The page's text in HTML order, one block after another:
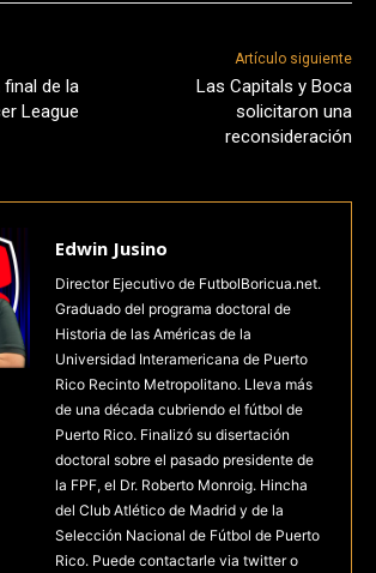
de la
League
Artículo siguiente
Las Capitals y Boca
solicitaron una
reconsideración
Edwin Jusino
Director Ejecutivo de FutbolBoricua.net.
Graduado del programa doctoral de
Historia de las Américas de la
Universidad Interamericana de Puerto
Rico Recinto Metropolitano. Lleva más
de una década cubriendo el fútbol de
Puerto Rico. Finalizó su disertación
doctoral sobre el pasado presidente de
la FPF, el Dr. Roberto Monroig. Hincha
del Club Atlético de Madrid y de la
Selección Nacional de Fútbol de Puerto
Rico. Puede contactarle via twitter o